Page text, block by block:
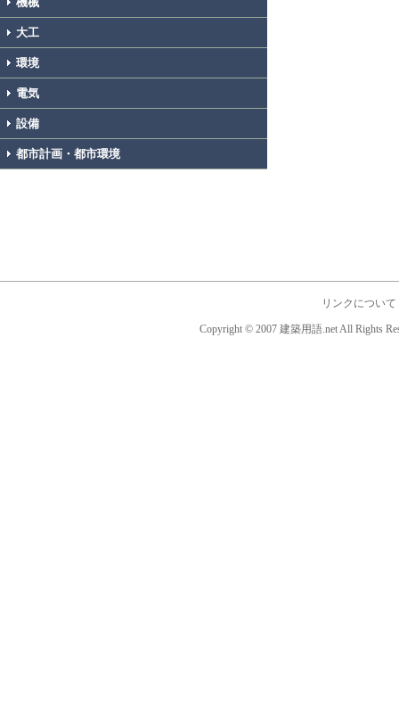
機械
大工
環境
電気
設備
都市計画・都市環境
リンクについて
Copyright © 2007 建築用語.net All Rights